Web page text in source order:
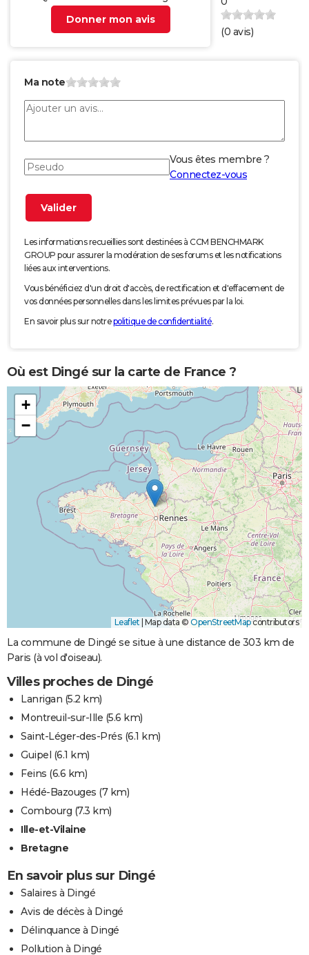
Donner mon avis
(0 avis)
Ma note
Vous êtes membre ?
Connectez-vous
Les informations recueillies sont destinées à CCM BENCHMARK
GROUP pour assurer la modération de ses forums et les notifications
liées aux interventions.
Vous bénéficiez d'un droit d'accès, de rectification et d'effacement de
vos données personnelles dans les limites prévues par la loi.
En savoir plus sur notrepolitique de confidentialité.
Où est Dingé sur la carte de France ?
+
−
Leaflet Map data © OpenStreetMapcontributors
La commune de Dingé se situe à une distance de 303 km de
Paris (à vol d'oiseau).
Villes proches de Dingé
Lanrigan (5.2 km)
Montreuil-sur-Ille (5.6 km)
Saint-Léger-des-Prés (6.1 km)
Guipel (6.1 km)
Feins (6.6 km)
Hédé-Bazouges (7 km)
Combourg (7.3 km)
Ille-et-Vilaine
Bretagne
En savoir plus sur Dingé
Salaires à Dingé
Avis de décès à Dingé
Délinquance à Dingé
Pollution à Dingé